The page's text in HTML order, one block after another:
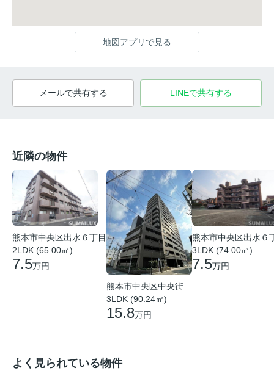
地図アプリで見る
メールで共有する LINEで共有する
近隣の物件
熊本市中央区出水６丁目
2LDK (65.00㎡)
7.5万円
熊本市中央区中央街
3LDK (90.24㎡)
15.8万円
熊本市中央区出水６
3LDK (74.00㎡)
7.5万円
よく見られている物件